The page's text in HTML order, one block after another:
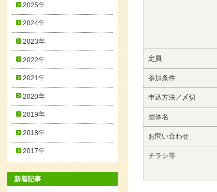
定員
参加条件
申込方法／〆切
団体名
お問い合わせ
チラシ等
2025年
2024年
2023年
2022年
2021年
2020年
2019年
2018年
2017年
新着記事